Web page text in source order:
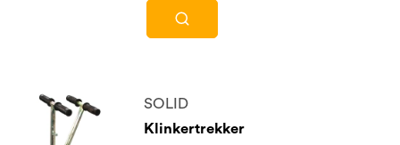
SOLID
Klinkertrekker